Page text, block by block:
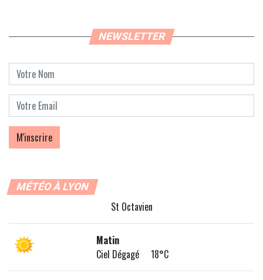
NEWSLETTER
MÉTÉO À LYON
St Octavien
Matin
Ciel Dégagé 18°C